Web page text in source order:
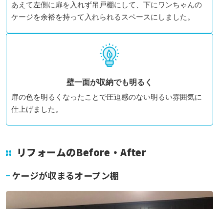
あえて左側に扉を入れず吊戸棚にして、下にワンちゃんの
ケージを余裕を持って入れられるスペースにしました。
壁一面が収納でも明るく
扉の色を明るくなったことで圧迫感のない明るい雰囲気に
仕上げました。
リフォームのBefore・After
ケージが収まるオープン棚